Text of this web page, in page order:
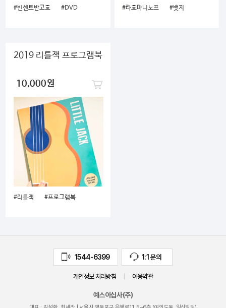
#빈센트반고흐 #DVD #라흐마니노프 #뱃지
2019 리틀잭 프로그램북
10,000원
#리틀잭 #프로그램북
1544-6399 1:1 문의
개인정보 처리방침 이용약관
예스이십사(주)